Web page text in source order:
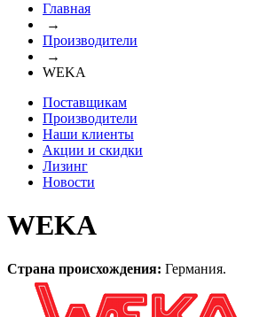
Главная
→
Производители
→
WEKA
Поставщикам
Производители
Наши клиенты
Акции и скидки
Лизинг
Новости
WEKA
Страна происхождения: Германия.